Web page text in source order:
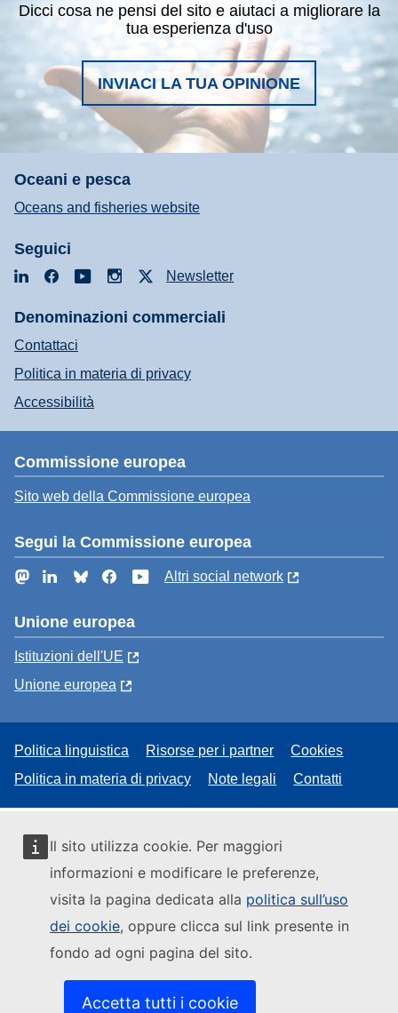
Il sito utilizza cookie. Per maggiori
informazioni e modificare le preferenze,
visita la pagina dedicata alla politica sull’uso
dei cookie, oppure clicca sul link presente in
fondo ad ogni pagina del sito.
Accetta tutti i cookie
Dicci cosa ne pensi del sito e aiutaci a migliorare la
tua esperienza d'uso
INVIACI LA TUA OPINIONE
Oceani e pesca
Oceans and fisheries website
Seguici
LinkedInFacebookYouTubeInstagramNewsletter
Denominazioni commerciali
Contattaci
Politica in materia di privacy
Accessibilità
Commissione europea
Sito web della Commissione europea
Segui la Commissione europea
MastodonLinkedInBlueskyFacebookYouTube
Altri social network
Unione europea
Istituzioni dell'UE
Unione europea
Politica linguistica Risorse per i partner
Cookies
Politica in materia di privacy
Note legali Contatti